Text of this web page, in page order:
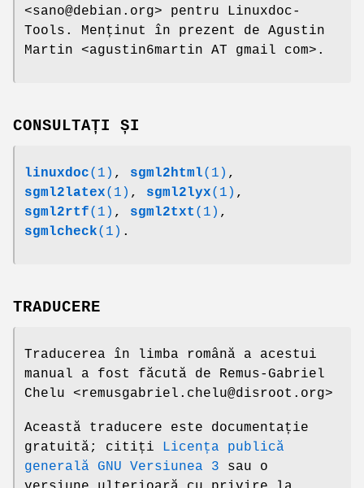
<sano@debian.org> pentru Linuxdoc-
Tools. Menținut în prezent de Agustin
Martin <agustin6martin AT gmail com>.
CONSULTAȚI ȘI
linuxdoc(1) , sgml2html(1) ,
sgml2latex(1) , sgml2lyx(1) ,
sgml2rtf(1) , sgml2txt (1) ,
sgmlcheck(1) .
TRADUCERE
Traducerea în limba română a acestui
manual a fost făcută de Remus-Gabriel
Chelu <remusgabriel.chelu@disroot.org>
Această traducere este documentație
gratuită; citiți
Licența publică
generală GNU Versiunea 3 sau o